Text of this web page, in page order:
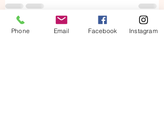
Posts récents Voir tout
Phone Email Facebook Instagram